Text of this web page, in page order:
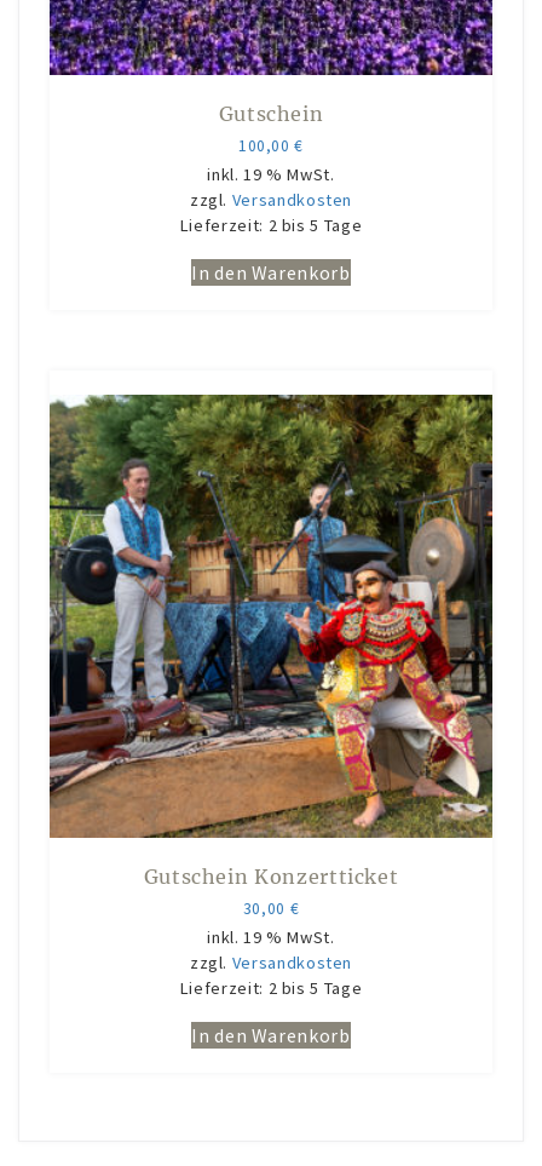
Gutschein
100,00€
inkl. 19 % MwSt.
zzgl. Versandkosten
Lieferzeit: 2 bis 5 Tage
In den Warenkorb
Gutschein Konzertticket
30,00 €
inkl. 19 % MwSt.
zzgl. Versandkosten
Lieferzeit: 2 bis 5 Tage
In den Warenkorb